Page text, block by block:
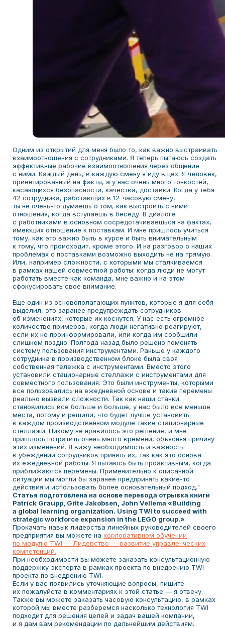
Одним из открытий для меня было то, как важно выстраивать
взаимоотношения с сотрудниками. Я теперь пытаюсь создать
эффективные рабочие взаимоотношения через общение
с ними. Каждый день, в каждую смену я иду в цех. Я человек,
ориентированный на факты, а у нас очень много тонкостей,
касающихся безопасности, качества, доставки. Когда у тебя
42 сотрудника, работающих в 12-часовую смену,
ты не очень-то думаешь о том, как выстроить с ними
отношения, когда вступаешь в беседу. В диалоге
с работниками в основном сосредотачиваешься на фактах,
имеющих отношение к поставкам. И мне пришлось учиться
тому, как это важно быть в курсе и быть внимательным
к тому, что происходит, кроме этого. И на разговор о наших
проблемах с поставками возможно выходить не на прямую.
Или, например сложности, с которыми мы сталкиваемся
в рамках нашей совместной работы: когда люди не могут
работать вместе как команда, мне важно и на этом
сфокусировать свое внимание.
Еще один из основополагающих пунктов, которые я для себя
выделил, это заранее предупреждать сотрудников
об изменениях, которые их коснутся. У нас есть огромное
количество примеров, когда люди негативно реагируют,
если их не проинформировали, или когда им сообщили
слишком поздно. Полгода назад было решено поменять
систему пользования инструментами. Раньше у каждого
сотрудника в производственном блоке была своя
собственная тележка с инструментами. Вместо этого
установили стационарные стеллажи с инструментами для
совместного пользования. Это были инструменты, которыми
все пользовались на ежедневной основе и такие перемены
реально вызвали сложности. Так как наши станки
становились все больше и больше, у нас было все меньше
места, потому и решили, что будет лучше установить
в каждом производственном модуле такие стационарные
стеллажи. Никому не нравилось это решение, и мне
пришлось потратить очень много времени, объясняя причину
этих изменений. Я вижу необходимость и важность
в убеждении сотрудников принять их, так как это основа
их ежедневной работы. Я пытаюсь быть проактивным, когда
приближаются перемены. Применительно к описанной
ситуации мы могли бы заранее предпринять какие-то
действия и использовать более основательный подход."
Статья подготовлена на основе перевода отрывка книги
Patrick Graupp, Gitte Jakobsen, John Vellema «Building
a global learning organization. Using TWI to succeed with
strategic workforce expansion in the LEGO group.»
Прокачать навык лидерства линейных руководителей своего
предприятия вы можете на корпоративном обучении
по модулю TWI — Лидерство — развитие управленческих
компетенций.
При необходимости вы можете заказать консультационную
поддержку эксперта в рамках проекта по внедрению TWI
проекта по внедрению TWI.
Если у вас появились уточняющие вопросы, пишите
их пожалуйста в комментариях к этой статье — я отвечу.
Также вы можете заказать часовую консультацию, в рамках
которой мы вместе разберемся насколько технология TWI
подходит для решения целей и задач вашей компании,
и я дам вам рекомендации по дальнейшим действиям.
г. Пермь, ул. Окулова 27,
1 этаж, офис 101
Политика конфиденциальности
Согласие на обработку ПД
@2022-2026 Все права защищены
Договор оферты
ОСТАЛИСЬ ВОПРОСЫ?
Оставьте свои контактные данные, и наши
обсуждения вашего вопроса
Сведения об организации МК ИБС
+7
Я соглашаюсь сполитикой обработки
персональных данных
на обработку персональных данных
ОСТАВИТЬ ЗАЯВКУ
+7 (495) 414-41-01
info@ibslean.com
+7 (932) 337-10-32
КОНТАКТЫ
ООО «МК «ИБС»
ИНН 5 903 160 822
ОГРН 1 245 900 011 367